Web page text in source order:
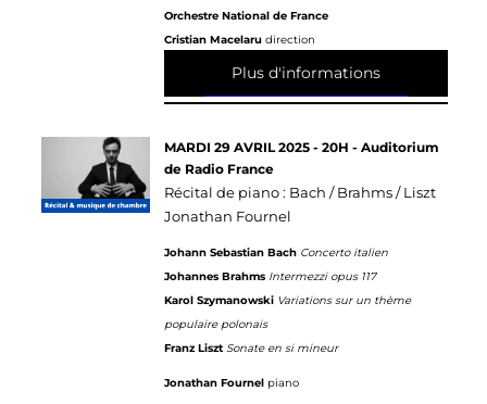
Orchestre National de France
Cristian Macelarudirection
Plus d'informations
MARDI 29 AVRIL 2025 - 20H - Auditorium
de Radio France
Récital de piano : Bach / Brahms / Liszt
Jonathan Fournel
Johann Sebastian Bach Concerto italien
Johannes Brahms Intermezzi opus 117
Karol Szymanowski Variations sur un thème
populaire polonais
Franz Liszt Sonate en si mineur
Jonathan Fournel piano